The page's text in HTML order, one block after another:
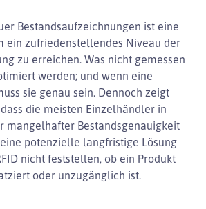
Bestandsaufzeichnungen ist eine
ein zufriedenstellendes Niveau der
zu erreichen. Was nicht gemessen
werden; und wenn eine
sie genau sein. Dennoch zeigt
die meisten Einzelhändler in
mangelhafter Bestandsgenauigkeit
potenzielle langfristige Lösung
nicht feststellen, ob ein Produkt
oder unzugänglich ist.